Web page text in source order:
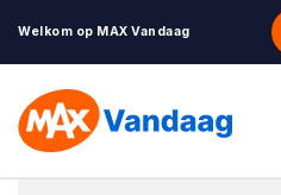
Welkom op MAX Vandaag